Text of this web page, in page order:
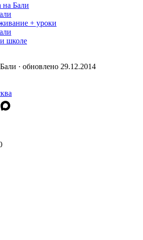
на Бали
+ уроки
школе
· обновлено 29.12.2014